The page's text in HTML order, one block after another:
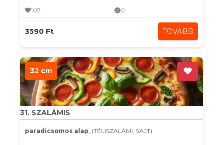
107 0
3590 Ft TOVÁBB
32 cm
31. SZALÁMIS
paradicsomos alap, (TÉLISZALÁMI, SAJT)